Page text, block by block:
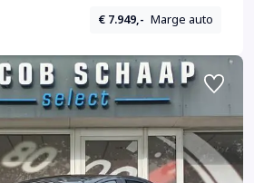
€ 7.949,- Marge auto